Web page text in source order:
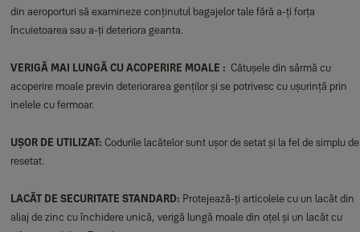
din aeroporturi să examineze conținutul bagajelor tale fără a-ți forța
încuietoarea sau a-ți deteriora geanta.
VERIGĂ MAI LUNGĂ CU ACOPERIRE MOALE : Cătușele din sârmă cu
acoperire moale previn deteriorarea genților și se potrivesc cu ușurință prin
inelele cu fermoar.
UȘOR DE UTILIZAT: Codurile lacătelor sunt ușor de setat și la fel de simplu de
resetat.
LACĂT DE SECURITATE STANDARD: Protejează-ți articolele cu un lacăt din
aliaj de zinc cu închidere unică, verigă lungă moale din oțel și un lacăt cu